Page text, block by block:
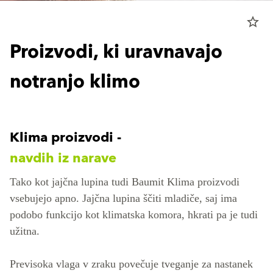
star_border
Proizvodi, ki uravnavajo
notranjo klimo
Klima proizvodi -
navdih iz narave
Tako kot jajčna lupina tudi Baumit Klima proizvodi
vsebujejo apno. Jajčna lupina ščiti mladiče, saj ima
podobo funkcijo kot klimatska komora, hkrati pa je tudi
užitna.
Previsoka vlaga v zraku povečuje tveganje za nastanek